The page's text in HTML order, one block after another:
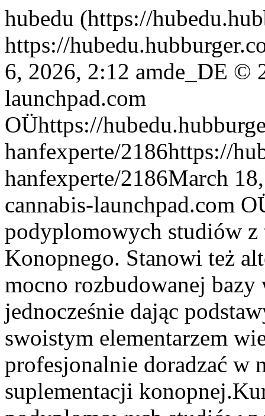
hubedu (https://
https://
6, 2026, 2:12 amde_DE ©
launchpad.com
OÜhttps://
hanfexperte/2186https://
hanfexperte/2186March
cannabis-launchpad.com
podyplomowych studiów z
Konopnego. Stanowi też
mocno rozbudowanej
jednocześnie dając
swoistym elementarzem
profesjonalnie doradzać w
suplementacji konopnej.